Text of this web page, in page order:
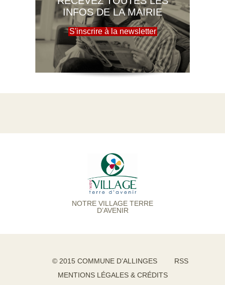
INFOS DE LA MAIRIE
S'inscrire à la newsletter
NOTRE VILLAGE TERRE
D’AVENIR
© 2015 COMMUNE D’ALLINGES
RSS
MENTIONS LÉGALES & CRÉDITS